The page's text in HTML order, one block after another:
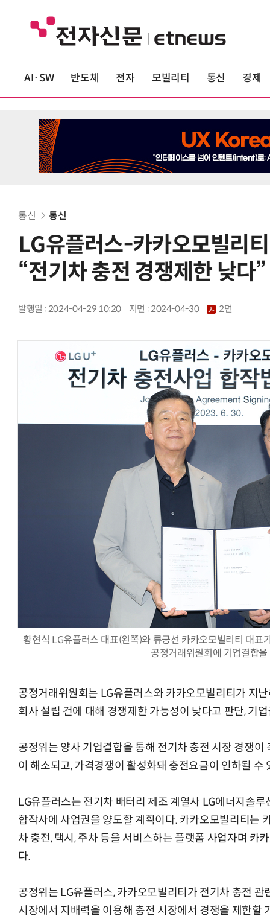
AI·SW 반도체 전자 모빌리티 통신 경제
통신 통신
LG유플러스-카카오모빌리
“전기차 충전 경쟁제한 낮다”
발행일 : 2024-04-29 10:20 지면 :2024-04-30 2면
황현식 LG유플러스 대표(왼쪽)와 류긍선 카카오모빌리티 대
공정거래위원회에 기업결합
공정거래위원회는 LG유플러스와 카카오모빌리티가 지
회사 설립 건에 대해 경쟁제한 가능성이 낮다고 판단, 기
공정위는 양사 기업결합을 통해 전기차 충전 시장 경쟁
이 해소되고, 가격경쟁이 활성화돼 충전요금이 인하될 수
LG유플러스는 전기차 배터리 제조 계열사 LG에너지솔
합작사에 사업권을 양도할 계획이다. 카카오모빌리티는
차 충전, 택시, 주차 등을 서비스하는 플랫폼 사업자며 카
다.
공정위는 LG유플러스, 카카오모빌리티가 전기차 충전 관
시장에서 지배력을 이용해 충전 시장에서 경쟁을 제한할
AI Native Enterprise를 지원하는 AI Ready Data